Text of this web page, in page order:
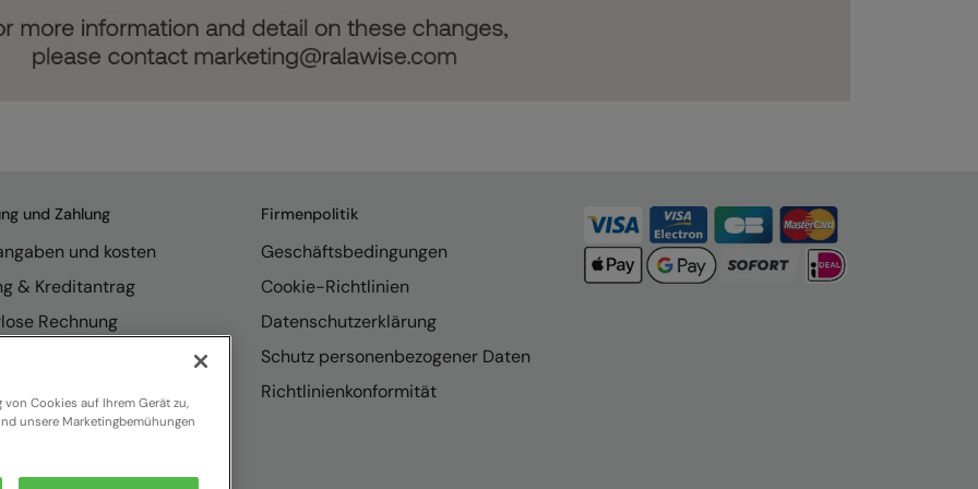
und Zahlung
und kosten
& Kreditantrag
Rechnung
Firmenpolitik
Geschäftsbedingungen
Cookie-Richtlinien
Datenschutzerklärung
Schutz personenbezogener Daten
Richtlinienkonformität
Cookies auf Ihrem Gerät zu,
unsere Marketingbemühungen